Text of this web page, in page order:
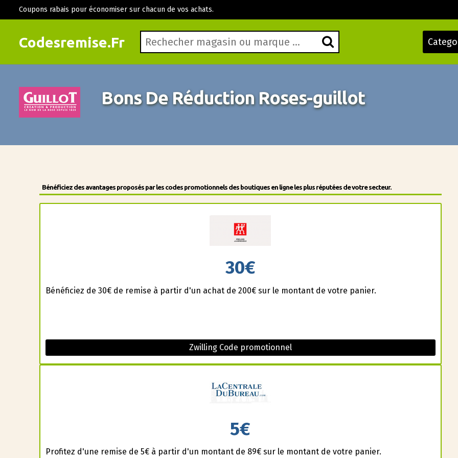
Codesremise.Fr
Coupons rabais pour économiser sur chacun de vos achats.
Bons De Réduction Roses-guillot
Bénéficiez des avantages proposés par les codes promotionnels des boutiques en ligne les plus réputées de votre secteur.
30€
Bénéficiez de 30€ de remise à partir d'un achat de 200€ sur le montant de votre panier.
Zwilling Code promotionnel
5€
Profitez d'une remise de 5€ à partir d'un montant de 89€ sur le montant de votre panier.